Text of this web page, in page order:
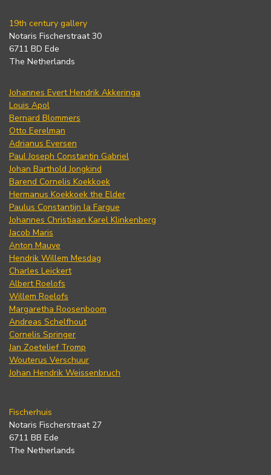
19th century gallery
Notaris Fischerstraat 30
6711 BD Ede
The Netherlands
Johannes Evert Hendrik Akkeringa
Louis Apol
Bernard Blommers
Otto Eerelman
Adrianus Eversen
Paul Joseph Constantin Gabriel
Johan Barthold Jongkind
Barend Cornelis Koekkoek
Hermanus Koekkoek the Elder
Paulus Constantijn la Fargue
Johannes Christiaan Karel Klinkenberg
Jacob Maris
Anton Mauve
Hendrik Willem Mesdag
Charles Leickert
Albert Roelofs
Willem Roelofs
Margaretha Roosenboom
Andreas Schelfhout
Cornelis Springer
Jan Zoetelief Tromp
Wouterus Verschuur
Johan Hendrik Weissenbruch
Fischerhuis
Notaris Fischerstraat 27
6711 BB Ede
The Netherlands